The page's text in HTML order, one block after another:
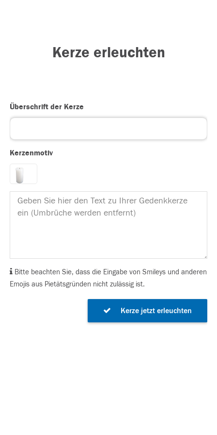
Kerze erleuchten
Überschrift der Kerze
Kerzenmotiv
Bitte beachten Sie, dass die Eingabe von Smileys und anderen
Emojis aus Pietätsgründen nicht zulässig ist.
Kerze jetzt erleuchten